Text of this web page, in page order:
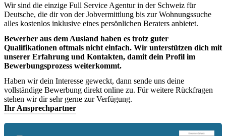
Wir sind die einzige Full Service Agentur in der Schweiz für
Deutsche, die dir von der Jobvermittlung bis zur Wohnungssuche
alles kostenlos inklusive eines persönlichen Beraters anbietet.
Bewerber aus dem Ausland haben es trotz guter
Qualifikationen oftmals nicht einfach. Wir unterstützen dich mit
unserer Erfahrung und Kontakten, damit dein Profil im
Bewerbungsprozess weiterkommt.
Haben wir dein Interesse geweckt, dann sende uns deine
vollständige Bewerbung direkt online zu. Für weitere Rückfragen
stehen wir dir sehr gerne zur Verfügung.
Ihr Ansprechpartner